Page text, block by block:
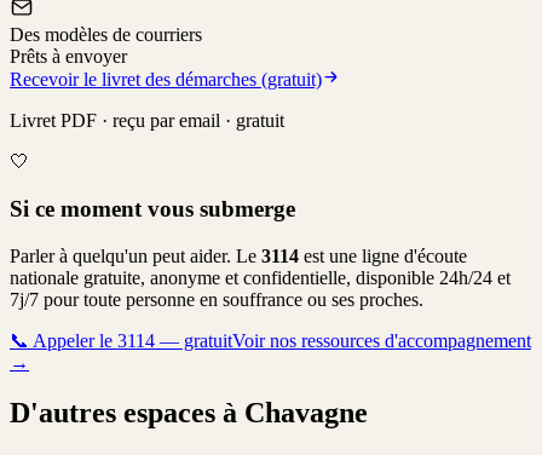
Des modèles de courriers
Prêts à envoyer
Recevoir le livret des démarches (gratuit)
Livret PDF · reçu par email · gratuit
🤍
Si ce moment vous submerge
Parler à quelqu'un peut aider. Le 3114 est une ligne d'écoute
nationale gratuite, anonyme et confidentielle, disponible 24h/24 et
7j/7 pour toute personne en souffrance ou ses proches.
📞 Appeler le 3114 — gratuitVoir nos ressources d'accompagnement
→
D'autres espaces à Chavagne